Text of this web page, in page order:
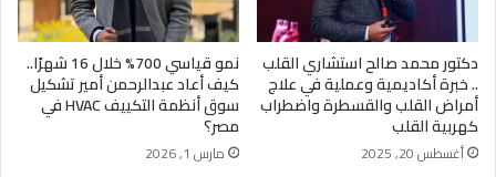
دكتور محمد صالح استشاري القلب
.. خبرة أكاديمية وعملية في علاج
أمراض القلب والقسطرة واضطراب
كهربية القلب
أغسطس 20, 2025
نمو قياسي 700% خلال 16 شهرًا..
كيف أعاد عبدالرحمن أمير تشكيل
سوق أنظمة التكييف HVAC في
مصر؟
مارس 1, 2026